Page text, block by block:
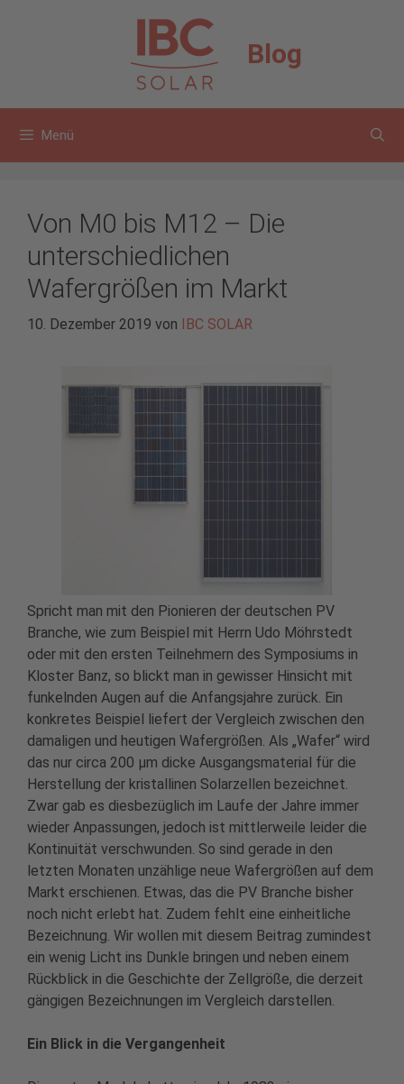
Blog
Menü
Von M0 bis M12 – Die
unterschiedlichen
Wafergrößen im Markt
10. Dezember 2019 von IBC SOLAR
Spricht man mit den Pionieren der deutschen PV
Branche, wie zum Beispiel mit Herrn Udo Möhrstedt
oder mit den ersten Teilnehmern des Symposiums in
Kloster Banz, so blickt man in gewisser Hinsicht mit
funkelnden Augen auf die Anfangsjahre zurück. Ein
konkretes Beispiel liefert der Vergleich zwischen den
damaligen und heutigen Wafergrößen. Als „Wafer“ wird
das nur circa 200 µm dicke Ausgangsmaterial für die
Herstellung der kristallinen Solarzellen bezeichnet.
Zwar gab es diesbezüglich im Laufe der Jahre immer
wieder Anpassungen, jedoch ist mittlerweile leider die
Kontinuität verschwunden. So sind gerade in den
letzten Monaten unzählige neue Wafergrößen auf dem
Markt erschienen. Etwas, das die PV Branche bisher
noch nicht erlebt hat. Zudem fehlt eine einheitliche
Bezeichnung. Wir wollen mit diesem Beitrag zumindest
ein wenig Licht ins Dunkle bringen und neben einem
Rückblick in die Geschichte der Zellgröße, die derzeit
gängigen Bezeichnungen im Vergleich darstellen.
Ein Blick in die Vergangenheit